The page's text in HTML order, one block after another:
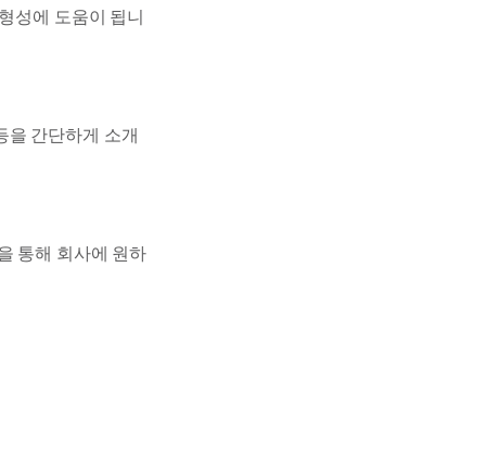
성에 도움이 됩니
을 간단하게 소개
통해 회사에 원하